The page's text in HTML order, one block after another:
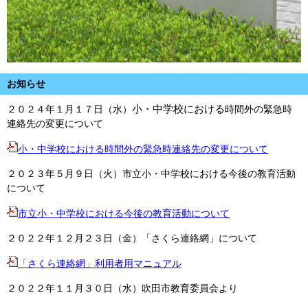
お知らせ
２０２４年１月１７日（水） 小・中学校における時間外の緊急時
連絡先の変更について
小・中学校における時間外の緊急時連絡先の変更について
２０２３年５月９日（火）市立小・中学校における今後の教育活動
について
市立小・中学校における今後の教育活動について
２０２２年１２月２３日（金）「さくら連絡網」について
「さくら連絡網」利用者用マニュアル
２０２２年１１月３０日（水）吹田市教育委員会より